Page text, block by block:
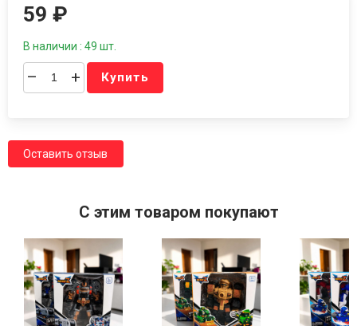
59₽
В наличии : 49 шт.
– + Купить
Оставить отзыв
C этим товаром покупают